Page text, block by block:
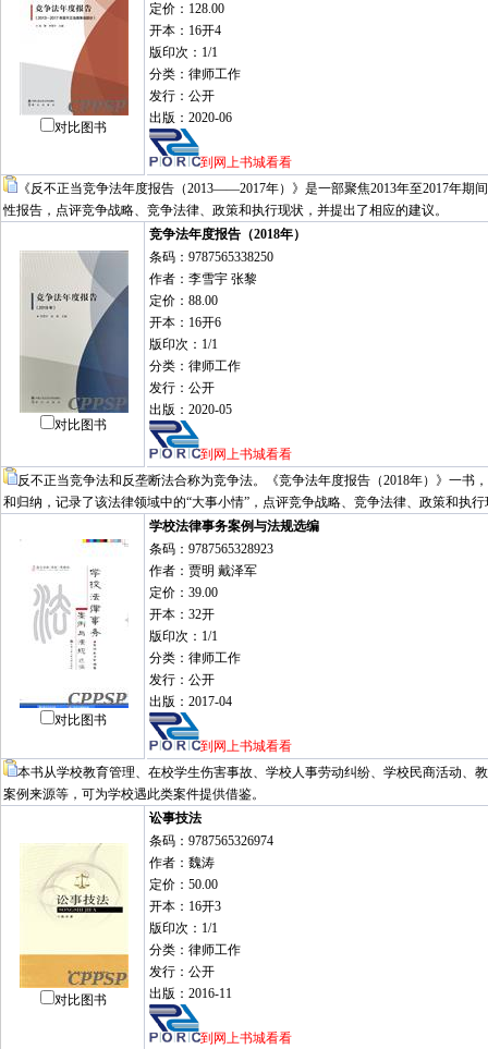
对比图书
定价：128.00
开本：16开4
版印次：1/1
分类：律师工作
发行：公开
出版：2020-06
到网上书城看看
《反不正当竞争法年度报告（2013——2017年）》是一部聚焦2013年至2017年
性报告，点评竞争战略、竞争法律、政策和执行现状，并提出了相应的建议。
对比图书
竞争法年度报告（2018年）
条码：9787565338250
作者：李雪宇 张黎
定价：88.00
开本：16开6
版印次：1/1
分类：律师工作
发行：公开
出版：2020-05
到网上书城看看
反不正当竞争法和反垄断法合称为竞争法。《竞争法年度报告（2018年）》一
和归纳，记录了该法律领域中的“大事小情”，点评竞争战略、竞争法律、政策和执
对比图书
学校法律事务案例与法规选编
条码：9787565328923
作者：贾明 戴泽军
定价：39.00
开本：32开
版印次：1/1
分类：律师工作
发行：公开
出版：2017-04
到网上书城看看
本书从学校教育管理、在校学生伤害事故、学校人事劳动纠纷、学校民商活动
案例来源等，可为学校遇此类案件提供借鉴。
对比图书
讼事技法
条码：9787565326974
作者：魏涛
定价：50.00
开本：16开3
版印次：1/1
分类：律师工作
发行：公开
出版：2016-11
到网上书城看看